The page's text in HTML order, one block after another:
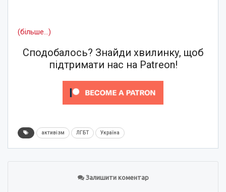
(більше…)
Сподобалось? Знайди хвилинку, щоб
підтримати нас на Patreon!
активізм ЛГБТ Україна
Залишити коментар